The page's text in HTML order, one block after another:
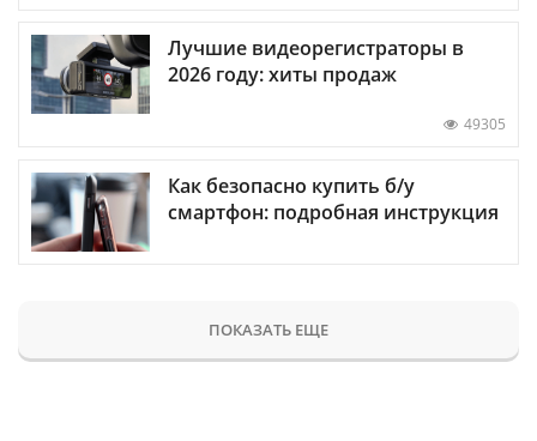
Лучшие видеорегистраторы в
2026 году: хиты продаж
49305
Как безопасно купить б/у
смартфон: подробная инструкция
ПОКАЗАТЬ ЕЩЕ